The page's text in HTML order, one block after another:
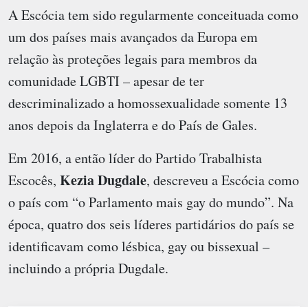
A Escócia tem sido regularmente conceituada como
um dos países mais avançados da Europa em
relação às proteções legais para membros da
comunidade LGBTI – apesar de ter
descriminalizado a homossexualidade somente 13
anos depois da Inglaterra e do País de Gales.
Em 2016, a então líder do Partido Trabalhista
Escocês, Kezia Dugdale, descreveu a Escócia como
o país com “o Parlamento mais gay do mundo”. Na
época, quatro dos seis líderes partidários do país se
identificavam como lésbica, gay ou bissexual –
incluindo a própria Dugdale.